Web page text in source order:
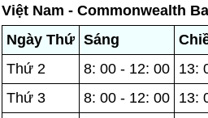
Việt Nam - Commonwealth
Ngày Thứ Sáng
Thứ 2
8: 00 - 12: 00 13:
Thứ 3
8: 00 - 12: 00 13: